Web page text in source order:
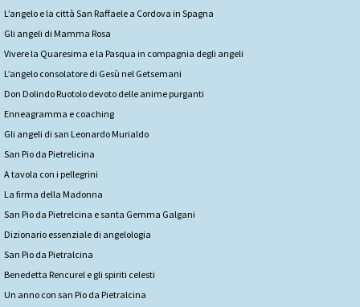
L’angelo e la città San Raffaele a Cordova in Spagna
Gli angeli di Mamma Rosa
Vivere la Quaresima e la Pasqua in compagnia degli angeli
L’angelo consolatore di Gesù nel Getsemani
Don Dolindo Ruotolo devoto delle anime purganti
Enneagramma e coaching
Gli angeli di san Leonardo Murialdo
San Pio da Pietrelicina
A tavola con i pellegrini
La firma della Madonna
San Pio da Pietrelcina e santa Gemma Galgani
Dizionario essenziale di angelologia
San Pio da Pietralcina
Benedetta Rencurel e gli spiriti celesti
Un anno con san Pio da Pietralcina